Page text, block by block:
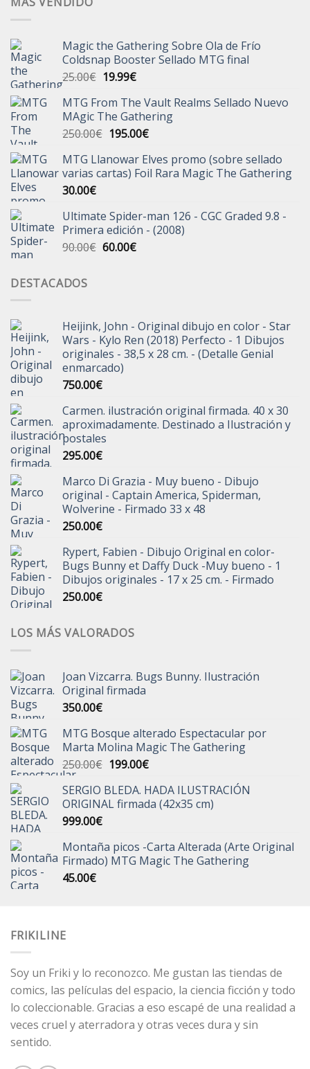
Magic the Gathering Sobre Ola de Frío
Coldsnap Booster Sellado MTG final
25.00€ El
original
era:
25.00€.
19.99€El
actual
es:
19.99€.
MTG From The Vault Realms Sellado Nuevo
MAgic The Gathering
250.00€ El
original
era:
195.00€El
actual
es:
MTG Llanowar Elves promo (sobre sellado
varias cartas) Foil Rara Magic The Gathering
30.00€
Ultimate Spider-man 126 - CGC Graded 9.8 -
Primera edición - (2008)
90.00€ El
60.00€El
DESTACADOS
Heijink, John - Original dibujo en color - Star
Wars - Kylo Ren (2018) Perfecto - 1 Dibujos
originales - 38,5 x 28 cm. - (Detalle Genial
enmarcado)
750.00€
Carmen. ilustración original firmada. 40 x 30
aproximadamente. Destinado a Ilustración y
postales
295.00€
Marco Di Grazia - Muy bueno - Dibujo
original - Captain America, Spiderman,
Wolverine - Firmado 33 x 48
250.00€
Rypert, Fabien - Dibujo Original en color-
Bugs Bunny et Daffy Duck -Muy bueno - 1
Dibujos originales - 17 x 25 cm. - Firmado
250.00€
LOS MÁS VALORADOS
Joan Vizcarra. Bugs Bunny. Ilustración
Original firmada
350.00€
MTG Bosque alterado Espectacular por
Marta Molina Magic The Gathering
250.00€ El
original
era:
199.00€El
actual
es:
SERGIO BLEDA. HADA ILUSTRACIÓN
ORIGINAL firmada (42x35 cm)
999.00€
Montaña picos -Carta Alterada (Arte Original
Firmado) MTG Magic The Gathering
45.00€
FRIKILINE
Soy un Friki y lo reconozco. Me gustan las tiendas de
comics, las películas del espacio, la ciencia ficción y todo
lo coleccionable. Gracias a eso escapé de una realidad a
veces cruel y aterradora y otras veces dura y sin
sentido.